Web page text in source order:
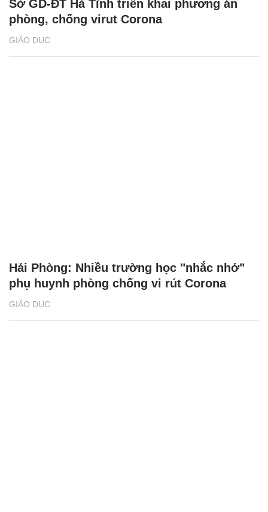
GIÁO DỤC
Sở GD-ĐT Hà Tĩnh triển khai phương án
phòng, chống virut Corona
GIÁO DỤC
Hải Phòng: Nhiều trường học "nhắc nhở"
phụ huynh phòng chống vi rút Corona